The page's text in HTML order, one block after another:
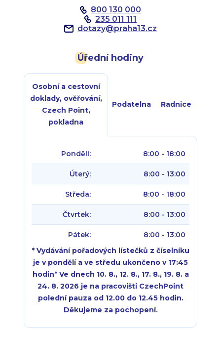
800 130 000
235 011 111
dotazy@praha13.cz
Úřední hodiny
Osobní a cestovní
doklady, ověřování,
Czech Point,
pokladna
Podatelna Radnice
Pondělí: 8:00 - 18:00
Úterý: 8:00 - 13:00
Středa: 8:00 - 18:00
Čtvrtek: 8:00 - 13:00
Pátek:
8:00 - 13:00
* Vydávání pořadových lístečků z číselníku
je v pondělí a ve středu ukončeno v 17:45
hodin* Ve dnech 10. 8., 12. 8., 17. 8., 19. 8. a
24. 8. 2026 je na pracovišti CzechPoint
polední pauza od 12.00 do 12.45 hodin.
Děkujeme za pochopení.